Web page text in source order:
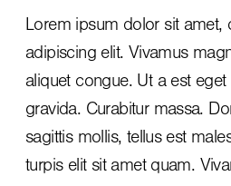
Lorem ipsum dolor sit amet,
adipiscing elit. Vivamus
aliquet congue. Ut a est
gravida. Curabitur massa.
sagittis mollis, tellus est
turpis elit sit amet quam.